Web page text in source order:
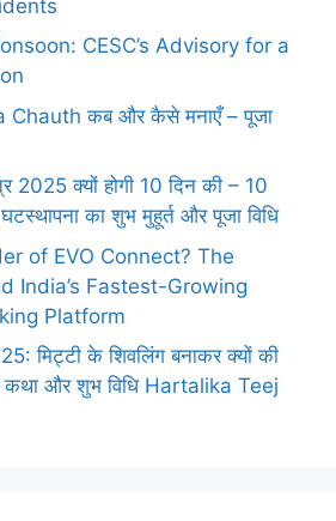
CESC’s Advisory for a
Chauth कब और कैसे मनाएँ – पूजा
2025 क्यों होगी 10 दिन की – 10
का शुभ मुहूर्त और पूजा विधि
of EVO Connect? The
India’s Fastest-Growing
Platform
मिट्टी के शिवलिंग बनाकर क्यों की
कथा और शुभ विधि Hartalika Teej